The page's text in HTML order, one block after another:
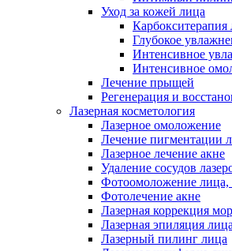
Уход за кожей лица
Карбокситерапия
Глубокое
Интенсивное
Интенсивное
Лечение прыщей
Регенерация и
Лазерная косметология
Лазерное омоложение
Лечение пигментации
Лазерное лечение акне
Удаление сосудов
Фотоомоложение лица,
Фотолечение акне
Лазерная коррекция
Лазерная эпиляция лица
Лазерный пилинг лица